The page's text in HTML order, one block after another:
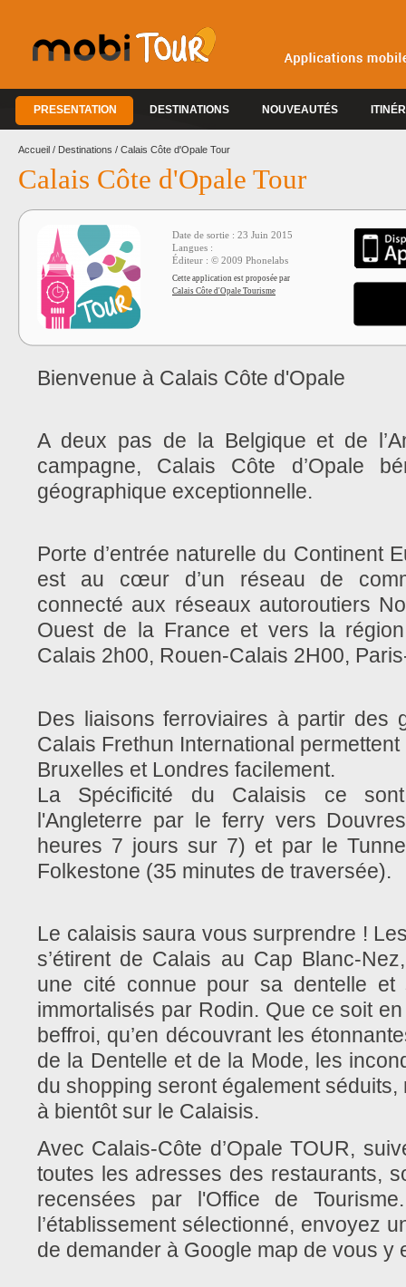
PRESENTATION DESTINATIONS NOUVEAUTÉS
REFONTE GRAPHIQUE MOBITOUR 2013
Accueil / Destinations / Calais Côte d'Opale Tour
Calais Côte d'Opale Tour
Date de sortie : 23 Juin 2015
Langues :
Éditeur : © 2009 Phonelabs
Cette application est proposée par
Calais Côte d'Opale Tourisme
Bienvenue à Calais Côte d'Opale
A deux pas de la Belgique et de
campagne, Calais Côte d’Opale
géographique exceptionnelle.
Porte d’entrée naturelle du Continent
est au cœur d’un réseau de
connecté aux réseaux autoroutiers
Ouest de la France et vers la
Calais 2h00, Rouen-Calais 2H00,
Des liaisons ferroviaires à partir des
Calais Frethun International
Bruxelles et Londres facilement.
La Spécificité du Calaisis ce
l'Angleterre par le ferry vers
heures 7 jours sur 7) et par le
Folkestone (35 minutes de traversée).
Le calaisis saura vous surprendre !
s’étirent de Calais au Cap Blanc-
une cité connue pour sa dentelle et
immortalisés par Rodin. Que ce soit
beffroi, qu’en découvrant les
de la Dentelle et de la Mode, les
du shopping seront également
à bientôt sur le Calaisis.
Avec Calais-Côte d’Opale TOUR,
toutes les adresses des restaurants,
recensées par l'Office de
l’établissement sélectionné, envoyez
de demander à Google map de vous y